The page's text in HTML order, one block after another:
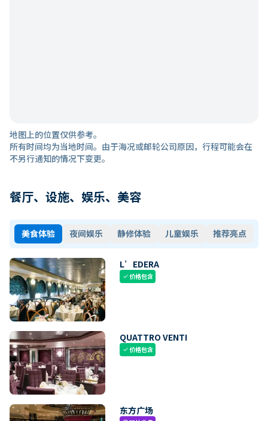
地图上的位置仅供参考。
所有时间均为当地时间。由于海况或邮轮公司原因，行程可能会在
不另行通知的情况下变更。
餐厅、设施、娱乐、美容
美食体验 夜间娱乐 静修体验 儿童娱乐 推荐亮点
L’EDERA
check价格包含
QUATTRO VENTI
check价格包含
东方广场